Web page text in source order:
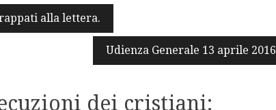
alla lettera.
Udienza Generale 13 aprile 2016
dei cristiani: